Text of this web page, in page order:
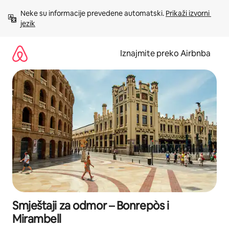
sadržaj
Neke su informacije prevedene automatski. Prikaži izvorni
jezik
Iznajmite preko Airbnba
Smještaji za odmor – Bonrepòs i
Mirambell